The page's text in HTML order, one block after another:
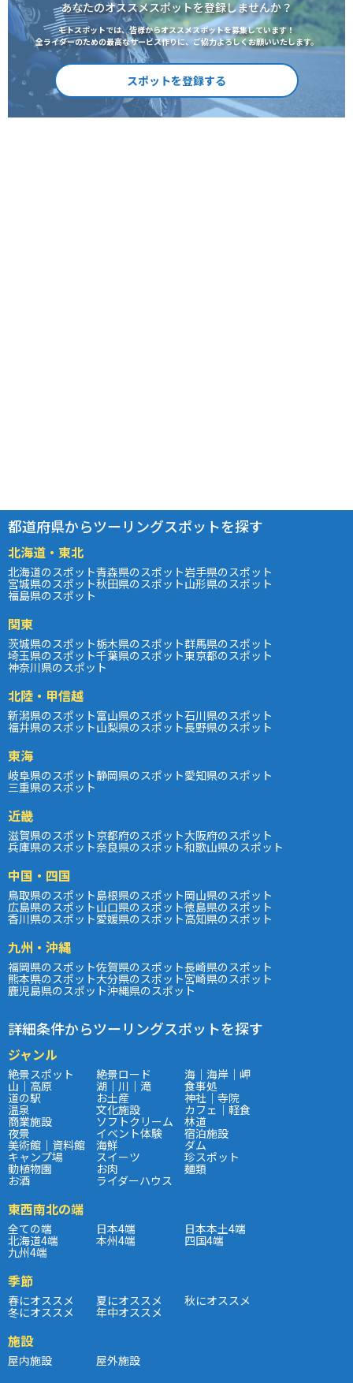
あなたのオススメスポットを登録しませんか？
モトスポットでは、皆様からオススメスポットを募集しています！
全ライダーのための最高なサービス作りに、ご協力よろしくお願いいたします。
スポットを登録する
都道府県からツーリングスポットを探す
北海道・東北
北海道のスポット青森県のスポット岩手県のスポット
宮城県のスポット秋田県のスポット山形県のスポット
福島県のスポット
関東
茨城県のスポット栃木県のスポット群馬県のスポット
埼玉県のスポット千葉県のスポット東京都のスポット
神奈川県のスポット
北陸・甲信越
新潟県のスポット富山県のスポット石川県のスポット
福井県のスポット山梨県のスポット長野県のスポット
東海
岐阜県のスポット静岡県のスポット愛知県のスポット
三重県のスポット
近畿
滋賀県のスポット京都府のスポット大阪府のスポット
兵庫県のスポット奈良県のスポット和歌山県のスポット
中国・四国
鳥取県のスポット島根県のスポット岡山県のスポット
広島県のスポット山口県のスポット徳島県のスポット
香川県のスポット愛媛県のスポット高知県のスポット
九州・沖縄
福岡県のスポット佐賀県のスポット長崎県のスポット
熊本県のスポット大分県のスポット宮崎県のスポット
鹿児島県のスポット沖縄県のスポット
詳細条件からツーリングスポットを探す
ジャンル
絶景スポット 絶景ロード 海｜海岸｜岬
山｜高原 湖｜川｜滝 食事処
道の駅 お土産 神社｜寺院
温泉 文化施設 カフェ｜軽食
商業施設 ソフトクリーム 林道
夜景 イベント体験 宿泊施設
美術館｜資料館 海鮮 ダム
キャンプ場 スイーツ 珍スポット
動植物園 お肉 麺類
お酒 ライダーハウス
東西南北の端
全ての端 日本4端 日本本土4端
北海道4端 本州4端 四国4端
九州4端
季節
春にオススメ 夏にオススメ 秋にオススメ
冬にオススメ 年中オススメ
施設
屋内施設 屋外施設